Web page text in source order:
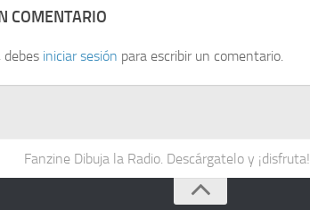
COMENTARIO
debes iniciar sesión para escribir un comentario.
Fanzine Dibuja la Radio. Descárgatelo y ¡disfruta!